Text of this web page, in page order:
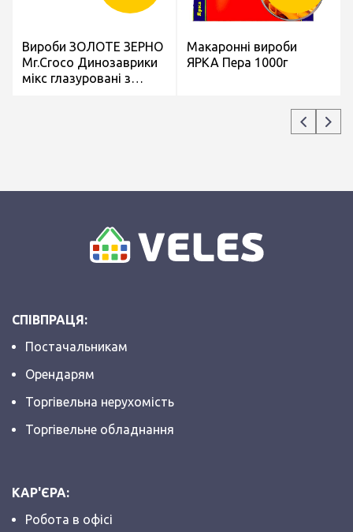
Вироби ЗОЛОТЕ ЗЕРНО
Mr.Croco Динозаврики
мікс глазуровані з
Макаронні вироби
ЯРКА Пера 1000г
СПІВПРАЦЯ:
Постачальникам
Орендарям
Торгівельна нерухомість
Торгівельне обладнання
КАР'ЄРА:
Робота в офісі